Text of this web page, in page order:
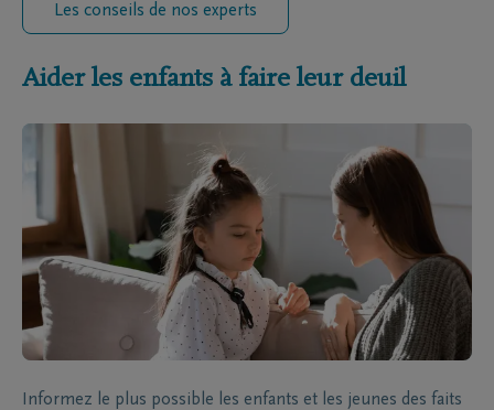
Les conseils de nos experts
Aider les enfants à faire leur deuil
Informez le plus possible les enfants et les jeunes des faits